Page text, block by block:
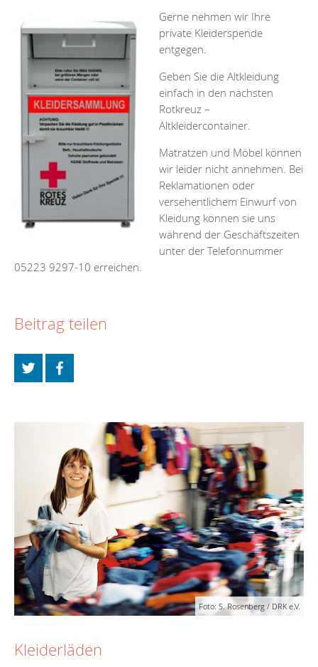
Gerne nehmen wir Ihre
private Kleiderspende
entgegen.
Geben Sie die Altkleidung
einfach in den nächsten
Rotkreuz –
Altkleidercontainer.
Matratzen und Möbel können
wir leider nicht annehmen. Bei
Reklamationen oder
versehentlichem Einwurf von
Kleidung können sie uns
während der Geschäftszeiten
unter der Telefonnummer
05223 9297-10 erreichen.
Beitrag teilen
Foto: S. Rosenberg / DRK e.V.
Kleiderläden